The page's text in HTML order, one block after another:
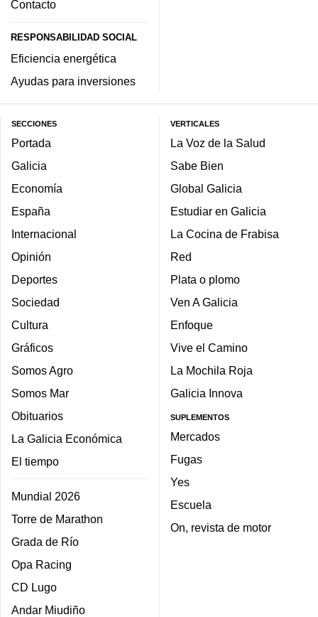
Contacto
RESPONSABILIDAD SOCIAL
Eficiencia energética
Ayudas para inversiones
SECCIONES
Portada
Galicia
Economía
España
Internacional
Opinión
Deportes
Sociedad
Cultura
Gráficos
Somos Agro
Somos Mar
Obituarios
La Galicia Económica
El tiempo
Mundial 2026
Torre de Marathon
Grada de Río
Opa Racing
CD Lugo
Andar Miudiño
VERTICALES
La Voz de la Salud
Sabe Bien
Global Galicia
Estudiar en Galicia
La Cocina de Frabisa
Red
Plata o plomo
Ven A Galicia
Enfoque
Vive el Camino
La Mochila Roja
Galicia Innova
SUPLEMENTOS
Mercados
Fugas
Yes
Escuela
On, revista de motor